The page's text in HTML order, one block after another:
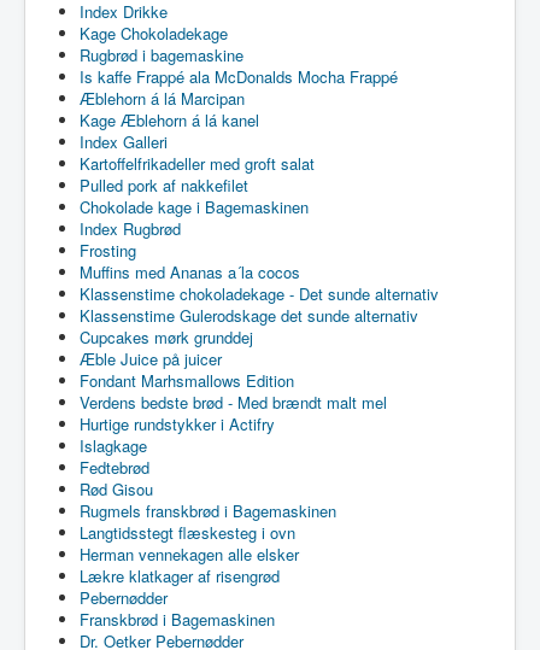
Index Drikke
Kage Chokoladekage
Rugbrød i bagemaskine
Is kaffe Frappé ala McDonalds Mocha Frappé
Æblehorn á lá Marcipan
Kage Æblehorn á lá kanel
Index Galleri
Kartoffelfrikadeller med groft salat
Pulled pork af nakkefilet
Chokolade kage i Bagemaskinen
Index Rugbrød
Frosting
Muffins med Ananas a´la cocos
Klassenstime chokoladekage - Det sunde alternativ
Klassenstime Gulerodskage det sunde alternativ
Cupcakes mørk grunddej
Æble Juice på juicer
Fondant Marhsmallows Edition
Verdens bedste brød - Med brændt malt mel
Hurtige rundstykker i Actifry
Islagkage
Fedtebrød
Rød Gisou
Rugmels franskbrød i Bagemaskinen
Langtidsstegt flæskesteg i ovn
Herman vennekagen alle elsker
Lækre klatkager af risengrød
Pebernødder
Franskbrød i Bagemaskinen
Dr. Oetker Pebernødder